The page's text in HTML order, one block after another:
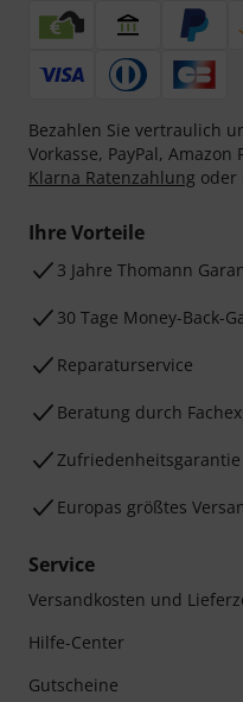
Bezahlen Sie vertraulich
Vorkasse, PayPal, Amazon
Klarna Ratenzahlung oder
Ihre Vorteile
3 Jahre Thomann
30 Tage Money-Back-
Reparaturservice
Beratung durch
Zufriedenheitsgarantie
Europas größtes
Service
Versandkosten und
Hilfe-Center
Gutscheine